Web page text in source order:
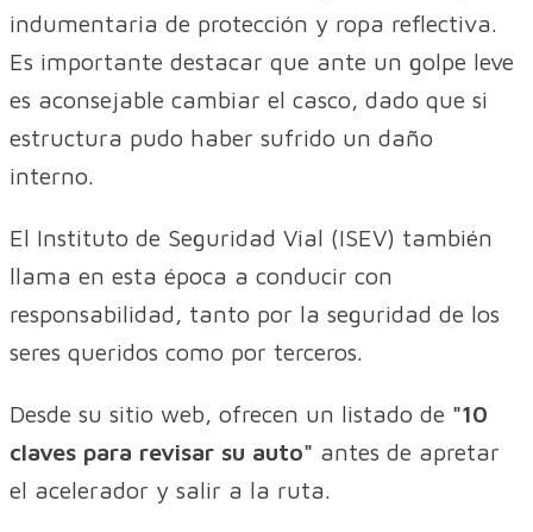
indumentaria de protección y ropa reflectiva.
Es importante destacar que ante un golpe leve
es aconsejable cambiar el casco, dado que si
estructura pudo haber sufrido un daño
interno.
El Instituto de Seguridad Vial (ISEV) también
llama en esta época a conducir con
responsabilidad, tanto por la seguridad de los
seres queridos como por terceros.
Desde su sitio web, ofrecen un listado de "10
claves para revisar su auto" antes de apretar
el acelerador y salir a la ruta.